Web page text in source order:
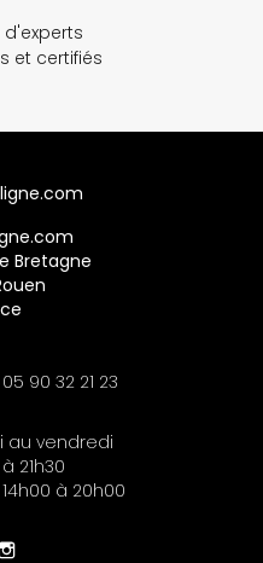
d'experts
et certifiés
Bretagne
05 90 32 21 23
au vendredi
21h30
à 20h00